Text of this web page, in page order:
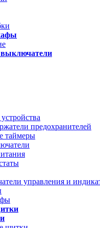
выключатели
предохранителей
таймеры
управления и